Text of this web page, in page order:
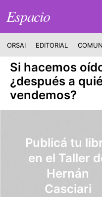
Espacio
ORSAI EDITORIAL
Si hacemos
¿después a
vendemos?
Publicá tu
en el Taller
Hernán
Casciari